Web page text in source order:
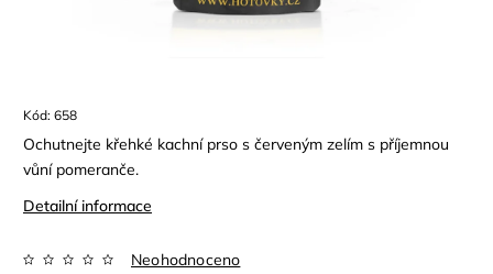
Kód: 658
Ochutnejte křehké kachní prso s červeným zelím s příjemnou
vůní pomeranče.
Detailní informace
Neohodnoceno